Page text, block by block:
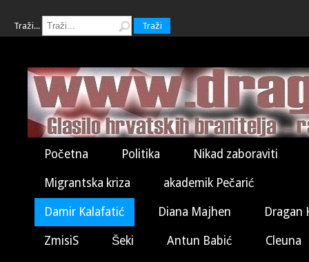
Traži... Traži
Početna Politika Nikad zaboraviti
Migrantska kriza akademik Pečarić
Damir Kalafatić Diana Majhen Dragan
ZmisiS Šeki Antun Babić Cleuna